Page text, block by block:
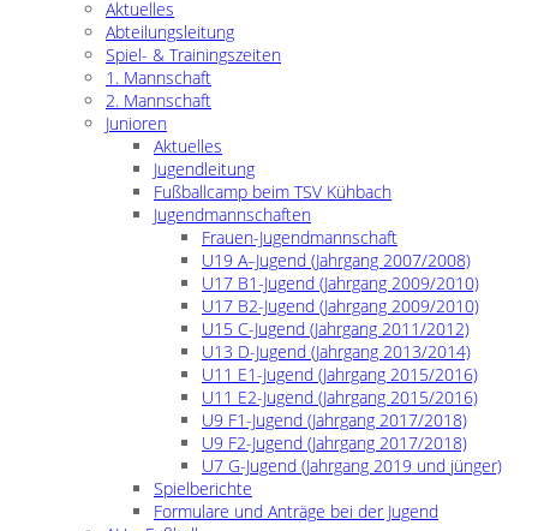
Aktuelles
Abteilungsleitung
Spiel- & Trainingszeiten
1. Mannschaft
2. Mannschaft
Junioren
Aktuelles
Jugendleitung
Fußballcamp beim TSV Kühbach
Jugendmannschaften
Frauen-Jugendmannschaft
U19 A–Jugend (Jahrgang 2007/2008)
U17 B1-Jugend (Jahrgang 2009/2010)
U17 B2-Jugend (Jahrgang 2009/2010)
U15 C-Jugend (Jahrgang 2011/2012)
U13 D-Jugend (Jahrgang 2013/2014)
U11 E1-Jugend (Jahrgang 2015/2016)
U11 E2-Jugend (Jahrgang 2015/2016)
U9 F1-Jugend (Jahrgang 2017/2018)
U9 F2-Jugend (Jahrgang 2017/2018)
U7 G-Jugend (Jahrgang 2019 und jünger)
Spielberichte
Formulare und Anträge bei der Jugend